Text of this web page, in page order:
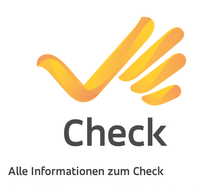
Alle Informationen zum Check